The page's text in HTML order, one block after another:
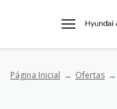
Página Inicial Ofertas